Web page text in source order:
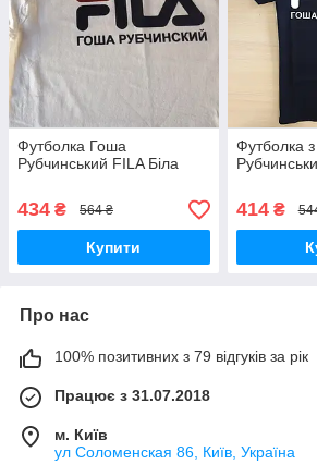
Футболка Гоша
Рубчинський FILA Біла
434 ₴ 564 ₴
Купити
Футболка
414₴
Про нас
100% позитивних з 79 відгуків за рік
Працює з 31.07.2018
м. Київ
ул Соломенская 86, Київ, Україна